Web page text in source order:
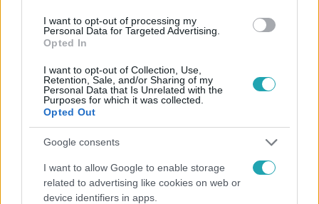
I want to opt-out of processing my
Personal Data for Targeted Advertising.
Opted In
I want to opt-out of Collection, Use,
Retention, Sale, and/or Sharing of my
Personal Data that Is Unrelated with the
Purposes for which it was collected.
Opted Out
Google consents
I want to allow Google to enable storage
related to advertising like cookies on web or
device identifiers in apps.
HÍRADÓ #INTERJÚK EXTRA VIDEÓ
GRECSÓ KRISZTIÁN